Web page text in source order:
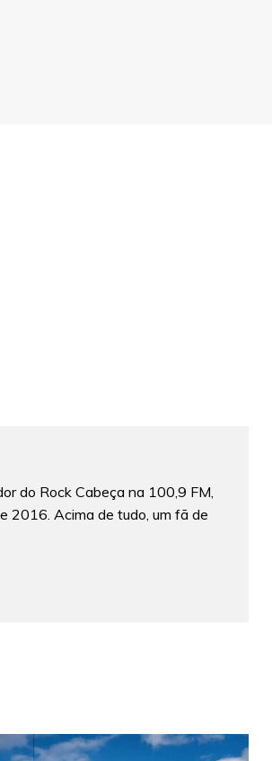
do Rock Cabeça na 100,9 FM,
2016. Acima de tudo, um fã de